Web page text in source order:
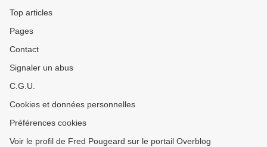
Top articles
Pages
Contact
Signaler un abus
C.G.U.
Cookies et données personnelles
Préférences cookies
Voir le profil de Fred Pougeard sur le portail Overblog